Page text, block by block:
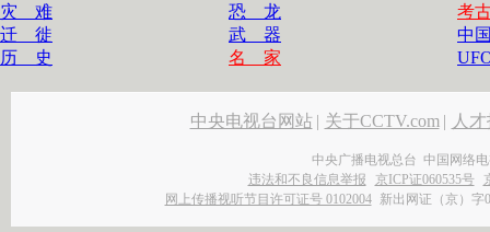
灾 难
恐 龙
考
迁 徙
武 器
中
历 史
名 家
中央电视台网站 | 关于CCTV.com | 人
中央广播电视总台 中国网络
违法和不良信息举报
京ICP证060535号
网上传播视听节目许可证号 0102004 新出网证（京）